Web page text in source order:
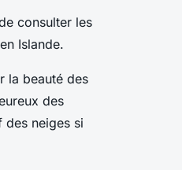
consulter les
Islande.
la beauté des
des
des neiges si